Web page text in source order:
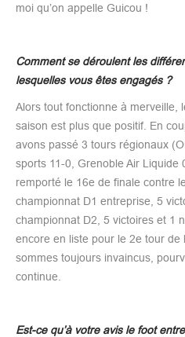
moi qu’on appelle Guicou !
Comment se déroulent les
lesquelles vous êtes engagés ?
Alors tout fonctionne à merveille,
saison est plus que positif. En
avons passé 3 tours régionaux
sports 11-0, Grenoble Air Liquide
remporté le 16e de finale contre
championnat D1 entreprise, 5
championnat D2, 5 victoires et 1
encore en liste pour le 2e tour de
sommes toujours invaincus,
continue.
Est-ce qu’à votre avis le foot